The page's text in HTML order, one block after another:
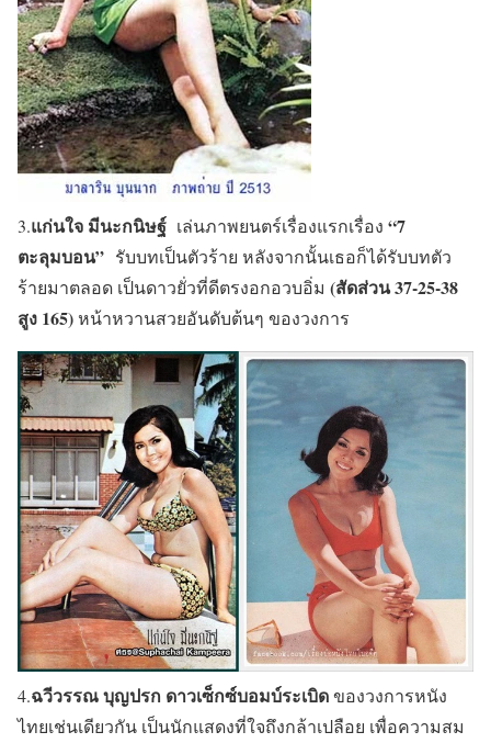
3.แก่นใจ มีนะกนิษฐ์ เล่นภาพยนตร์เรื่องแรกเรื่อง “7
ตะลุมบอน” รับบทเป็นตัวร้าย หลังจากนั้นเธอก็ได้รับบทตัว
ร้ายมาตลอด เป็นดาวยั่วที่ดีตรงอกอวบอิ่ม (สัดส่วน 37-25-38
สูง 165)หน้าหวานสวยอันดับต้นๆ ของวงการ
4.ฉวีวรรณ บุญปรก ดาวเซ็กซ์บอมบ์ระเบิดของวงการหนัง
ไทยเช่นเดียวกัน เป็นนักแสดงที่ใจถึงกล้าเปลือย เพื่อความสม